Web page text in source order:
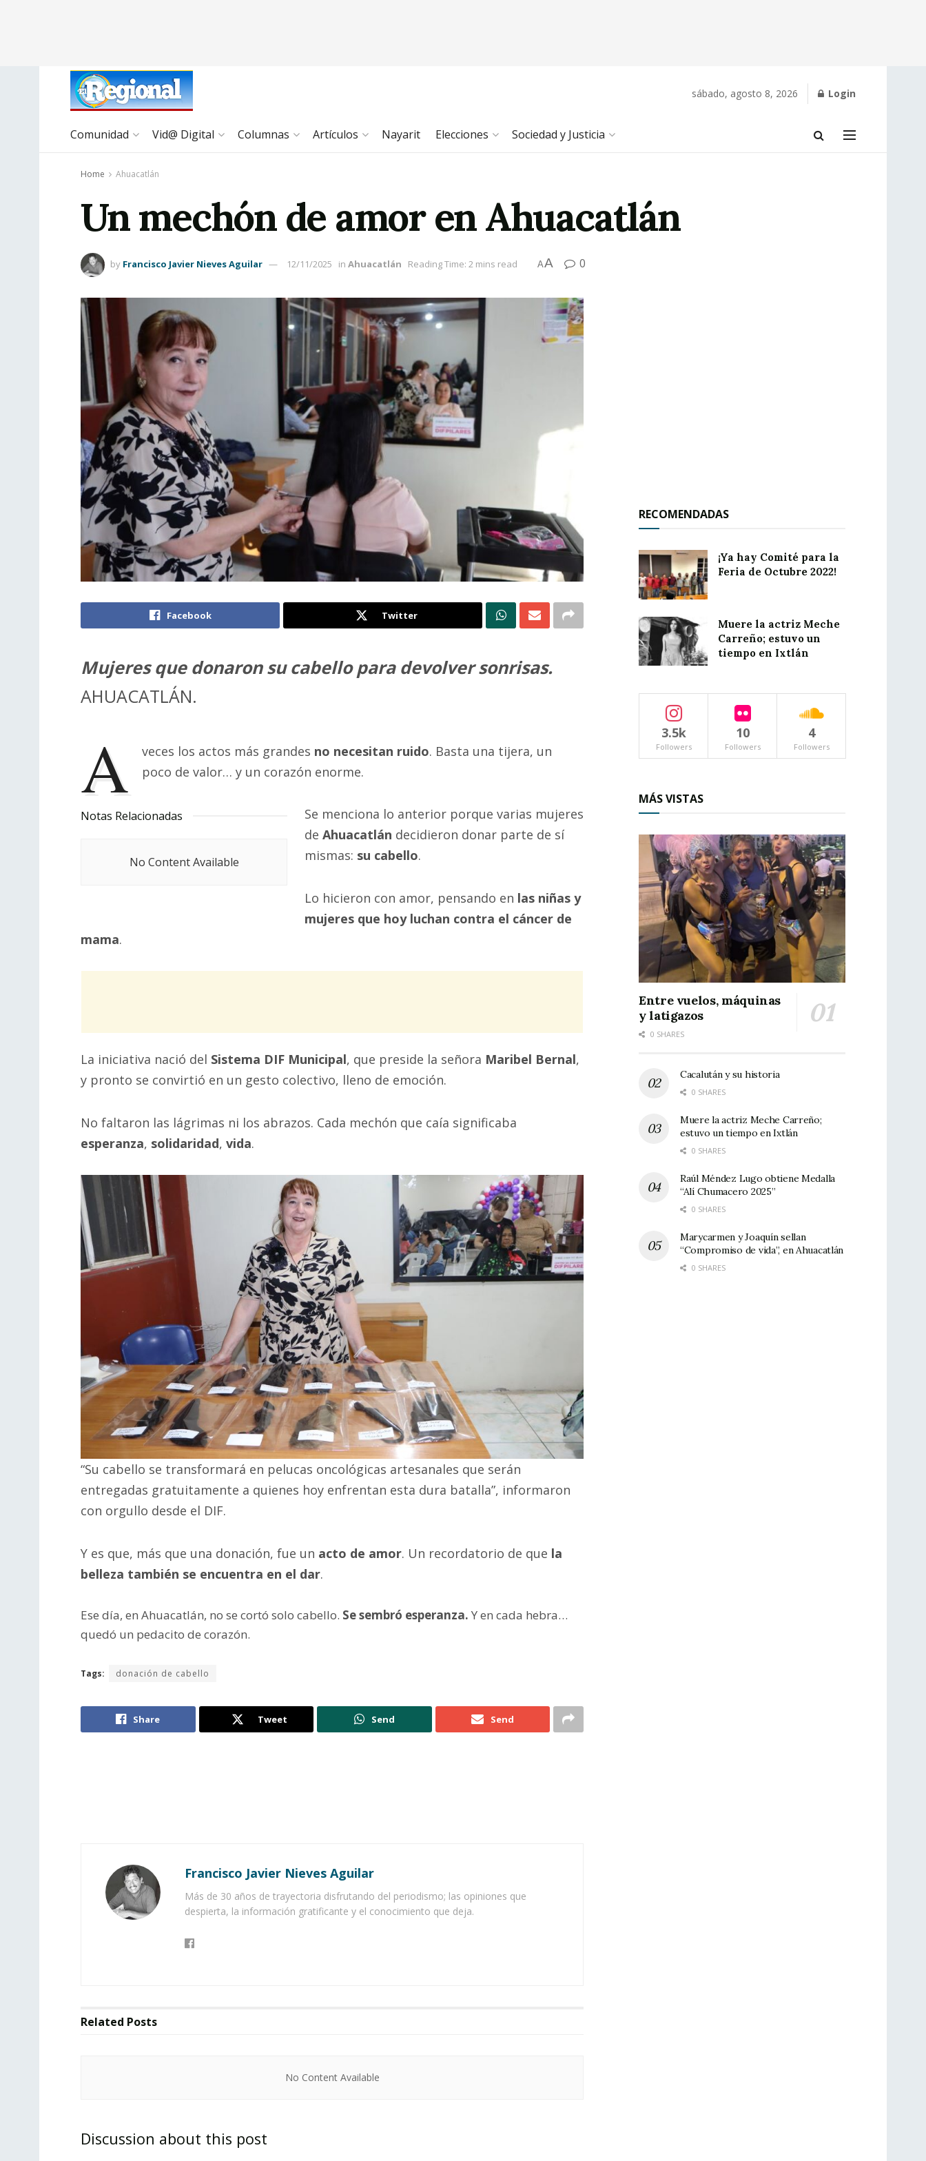
sábado, agosto 8, 2026 Login
Comunidad Vid@ Digital Columnas Artículos Nayarit Elecciones Sociedad y Justicia
Home Ahuacatlán
Un mechón de amor en Ahuacatlán
by Francisco Javier Nieves Aguilar 12/11/2025 in Ahuacatlán Reading Time: 2 mins read AA 0
Facebook Twitter
Mujeres que donaron su cabello para devolver sonrisas.
AHUACATLÁN.
A veces los actos más grandes no necesitan ruido. Basta una tijera, un
poco de valor… y un corazón enorme.
Notas Relacionadas
No Content Available
Se menciona lo anterior porque varias mujeres
de Ahuacatlán decidieron donar parte de sí
mismas: su cabello.
Lo hicieron con amor, pensando en las niñas y
mujeres que hoy luchan contra el cáncer de
mama.
La iniciativa nació del Sistema DIF Municipal, que preside la señora Maribel Bernal,
y pronto se convirtió en un gesto colectivo, lleno de emoción.
No faltaron las lágrimas ni los abrazos. Cada mechón que caía significaba
esperanza, solidaridad, vida.
“Su cabello se transformará en pelucas oncológicas artesanales que serán
entregadas gratuitamente a quienes hoy enfrentan esta dura batalla”, informaron
con orgullo desde el DIF.
Y es que, más que una donación, fue un acto de amor. Un recordatorio de que la
belleza también se encuentra en el dar.
Ese día, en Ahuacatlán, no se cortó solo cabello. Se sembró esperanza. Y en cada hebra…
quedó un pedacito de corazón.
Tags: donación de cabello
Share Tweet Send Send
Francisco Javier Nieves Aguilar
Más de 30 años de trayectoria disfrutando del periodismo; las opiniones que
despierta, la información gratificante y el conocimiento que deja.
Related Posts
No Content Available
Discussion about this post
RECOMENDADAS
¡Ya hay Comité para la
Feria de Octubre 2022!
Muere la actriz Meche
Carreño; estuvo un
tiempo en Ixtlán
3.5k
Followers
10
Followers
4
Followers
MÁS VISTAS
Entre vuelos, máquinas
y latigazos
0 SHARES
Cacalután y su historia
0 SHARES
Muere la actriz Meche Carreño;
estuvo un tiempo en Ixtlán
0 SHARES
Raúl Méndez Lugo obtiene Medalla
“Alí Chumacero 2025”
0 SHARES
Marycarmen y Joaquín sellan
“Compromiso de vida”, en Ahuacatlán
0 SHARES